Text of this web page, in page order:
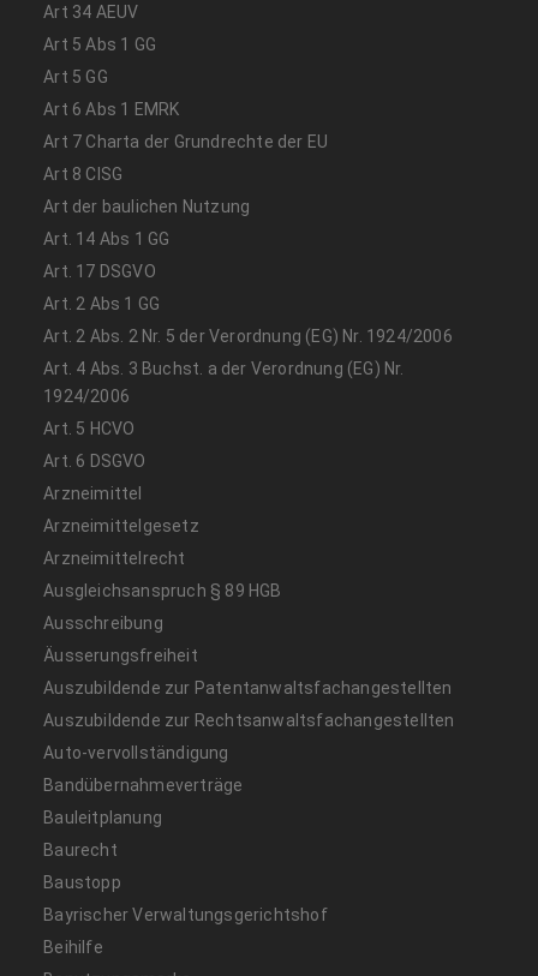
Art 34 AEUV
Art 5 Abs 1 GG
Art 5 GG
Art 6 Abs 1 EMRK
Art 7 Charta der Grundrechte der EU
Art 8 CISG
Art der baulichen Nutzung
Art. 14 Abs 1 GG
Art. 17 DSGVO
Art. 2 Abs 1 GG
Art. 2 Abs. 2 Nr. 5 der Verordnung (EG) Nr. 1924/2006
Art. 4 Abs. 3 Buchst. a der Verordnung (EG) Nr.
1924/2006
Art. 5 HCVO
Art. 6 DSGVO
Arzneimittel
Arzneimittelgesetz
Arzneimittelrecht
Ausgleichsanspruch § 89 HGB
Ausschreibung
Äusserungsfreiheit
Auszubildende zur Patentanwaltsfachangestellten
Auszubildende zur Rechtsanwaltsfachangestellten
Auto-vervollständigung
Bandübernahmeverträge
Bauleitplanung
Baurecht
Baustopp
Bayrischer Verwaltungsgerichtshof
Beihilfe